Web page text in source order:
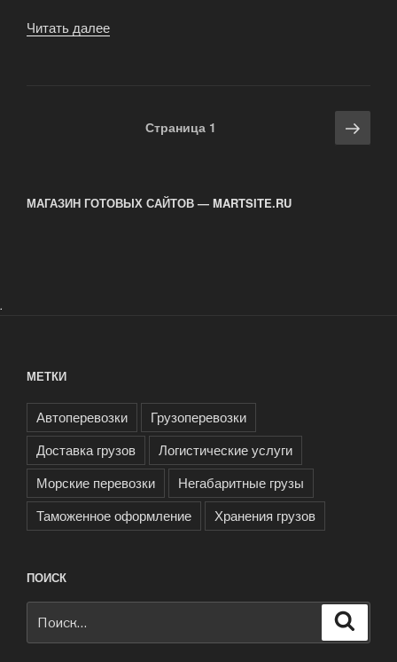
Читать далее
Страница 1
МАГАЗИН ГОТОВЫХ САЙТОВ — MARTSITE.RU
.
МЕТКИ
Автоперевозки
Грузоперевозки
Доставка грузов
Логистические услуги
Морские перевозки
Негабаритные грузы
Таможенное оформление
Хранения грузов
ПОИСК